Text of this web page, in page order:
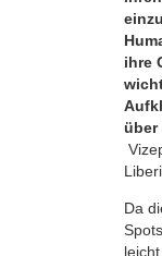
ihre
über
Da